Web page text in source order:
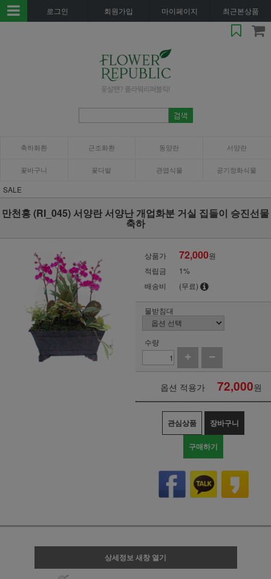
로그인 회원가입 마이페이지 최근본상품
축하화환 근조화환 동양란 서양란
꽃바구니 꽃다발 관엽식물 공기정화식물
SALE
만천홍 (RI_045) 서양란 서양난 개업화분 거실 집들이 승진선물
축하
상품가 72,000원
적립금
1%
배송비
(무료)
물받침대
수량
옵션 적용가 72,000원
관심상품 장바구니
구매하기
상세정보 새창 열기